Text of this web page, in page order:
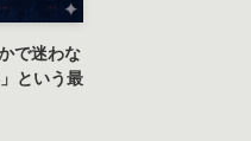
で迷わな
という最